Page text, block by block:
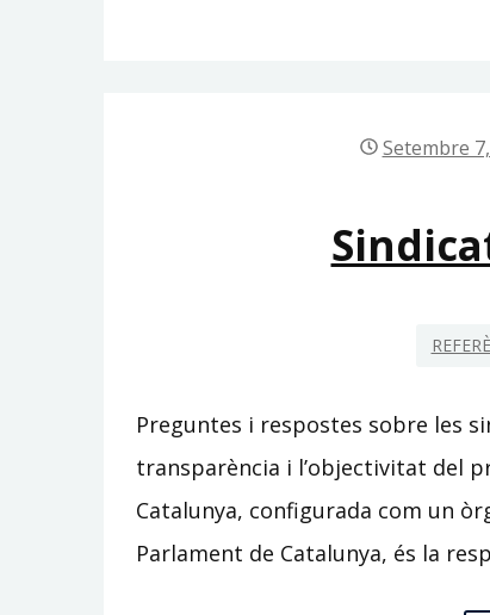
Setembre
Preguntes i respostes sobre les
transparència i l’objectivitat del
Catalunya, configurada com un
Parlament de Catalunya, és la